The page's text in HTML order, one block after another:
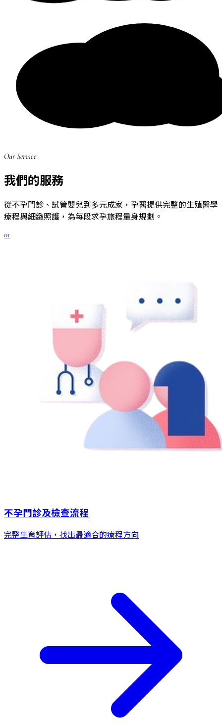
Our Service
我們的服務
從不孕門診、試管嬰兒到多元成家，孕醫提供完整的生殖醫學
療程與細緻照護，為每段求孕旅程量身規劃。
01
不孕門診及檢查流程
完整生育評估，找出最適合的療程方向